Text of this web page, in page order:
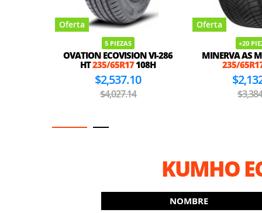
Oferta
5 PIEZAS
OVATION ECOVISION VI-286
HT235/65R17108H
$2,537.10
$4,027.14
Oferta
+20
MINERVA AS
235/
KUMHO
NOMBRE